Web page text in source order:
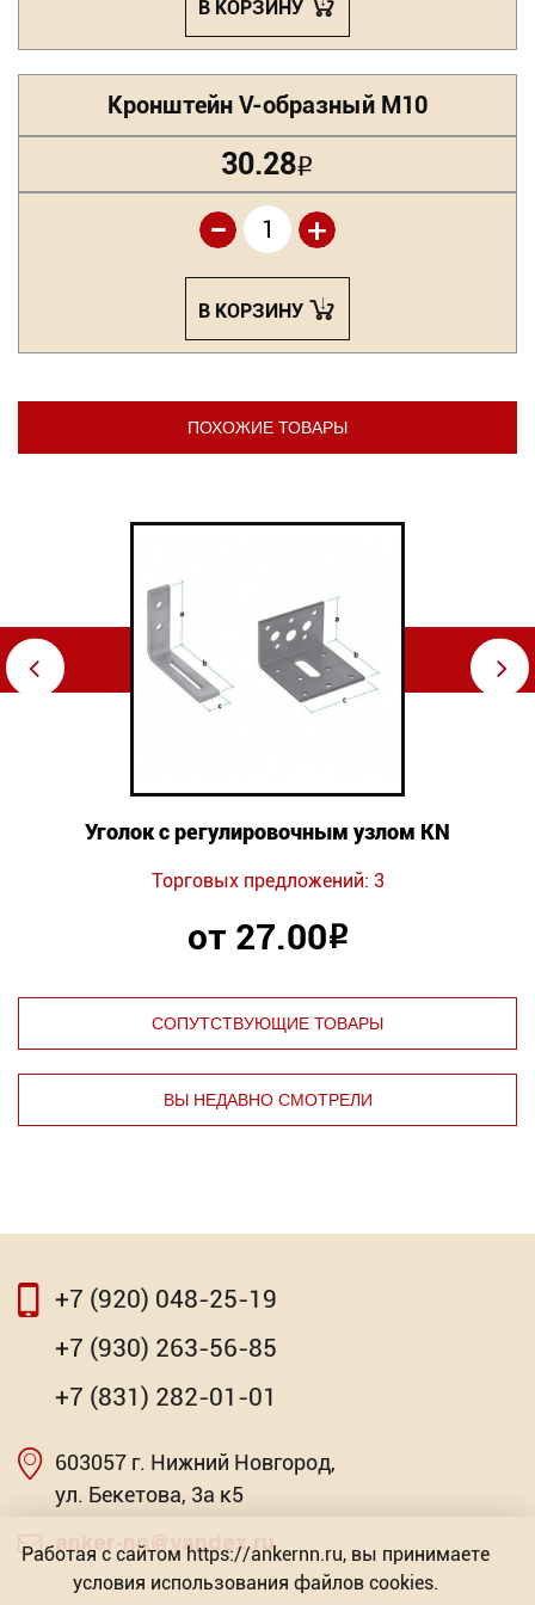
В КОРЗИНУ
Кронштейн V-образный М10
30.28Р
+
-
В КОРЗИНУ
ПОХОЖИЕ ТОВАРЫ
⇦
Уголок с регулировочным узлом KN
Торговых предложений: 3
от 27.00Р
⇨
СОПУТСТВУЮЩИЕ ТОВАРЫ
⇦
Шайба гроверная оцинкованная DIN 127
от 0.11
⇨
ВЫ НЕДАВНО СМОТРЕЛИ
⇦
Насадка для МФИ ЗУБР DIAMOND керамика,
мрамор, стекло
Торговых предложений: 2
от 603.57
+7 (920) 048-25-19
+7 (930) 263-56-85
+7 (831) 282-01-01
603057 г. Нижний Новгород,
ул. Бекетова, 3а к5
anker-nn@yandex.ru
Работая с сайтом https://ankernn.ru, вы принимаете
условия использования файлов cookies.